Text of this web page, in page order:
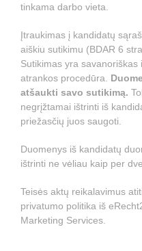
tinkama darbo vieta.
Įtraukimas į kandidatų
aiškiu sutikimu (BDAR 6
Sutikimas yra
atrankos procedūra.
atšaukti savo sutikimą.
negrįžtamai ištrinti iš
priežasčių juos saugoti.
Duomenys iš kandidatų
ištrinti ne vėliau kaip per
Teisės aktų reikalavimus
privatumo politika iš
Marketing Services.